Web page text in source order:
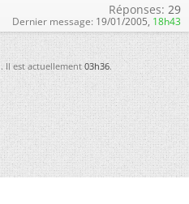
Réponses: 29
Dernier message: 19/01/2005, 18h43
Il est actuellement03h36.